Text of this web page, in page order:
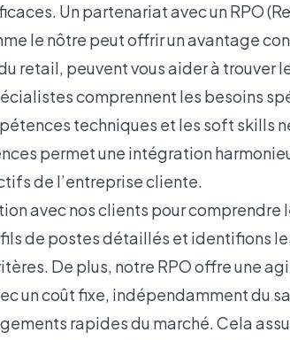
Un partenariat avec unRPO
le nôtre peut offrir un avantage
retail, peuvent vous aider à trouver
comprennent les besoins
techniques et les soft skills
permet une intégration
de l’entreprise cliente.
avec nos clients pour comprendre
de postes détaillés et identifions
De plus, notre RPO offre une
un coût fixe, indépendamment du
rapides du marché. Cela